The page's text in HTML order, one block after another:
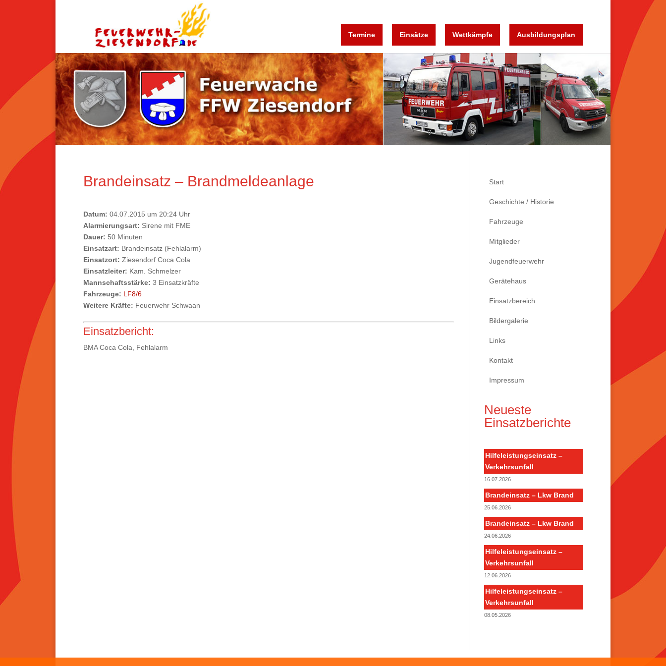
Termine Einsätze Wettkämpfe Ausbildungsplan
Brandeinsatz – Brandmeldeanlage
Datum: 04.07.2015 um 20:24 Uhr
Alarmierungsart: Sirene mit FME
Dauer: 50 Minuten
Einsatzart: Brandeinsatz (Fehlalarm)
Einsatzort: Ziesendorf Coca Cola
Einsatzleiter: Kam. Schmelzer
Mannschaftsstärke: 3 Einsatzkräfte
Fahrzeuge: LF8/6
Weitere Kräfte: Feuerwehr Schwaan
Einsatzbericht:
BMA Coca Cola, Fehlalarm
Start
Geschichte / Historie
Fahrzeuge
Mitglieder
Jugendfeuerwehr
Gerätehaus
Einsatzbereich
Bildergalerie
Links
Kontakt
Impressum
Neueste
Einsatzberichte
Hilfeleistungseinsatz –
Verkehrsunfall
16.07.2026
Brandeinsatz – Lkw Brand
25.06.2026
Brandeinsatz – Lkw Brand
24.06.2026
Hilfeleistungseinsatz –
Verkehrsunfall
12.06.2026
Hilfeleistungseinsatz –
Verkehrsunfall
08.05.2026